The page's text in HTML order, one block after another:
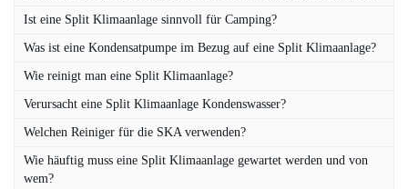
Ist eine Split Klimaanlage sinnvoll für Camping?
Was ist eine Kondensatpumpe im Bezug auf eine Split Klimaanlage?
Wie reinigt man eine Split Klimaanlage?
Verursacht eine Split Klimaanlage Kondenswasser?
Welchen Reiniger für die SKA verwenden?
Wie häuftig muss eine Split Klimaanlage gewartet werden und von
wem?